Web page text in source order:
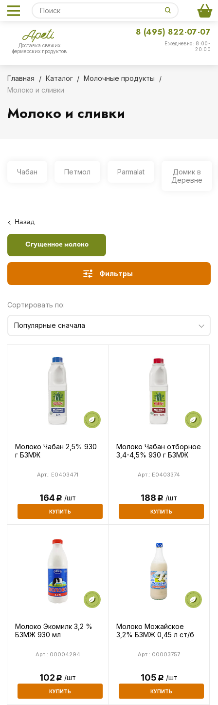
Доставка свежих
фермерских продуктов
Ежедневно: 8:00-
20:00
8 (495) 822-07-07
Главная Каталог
Молочные продукты
Молоко и сливки
Молоко и сливки
Чабан Петмол Parmalat
Домик в
Деревне
Назад
Сгущенное молоко
Фильтры
Сортировать по:
Популярные сначала
Молоко Чабан 2,5% 930
г БЗМЖ
Арт.: E0403471
164Р /шт
КУПИТЬ
Молоко Чабан отборное
3,4-4,5% 930 г БЗМЖ
Арт.: E0403374
188Р /шт
КУПИТЬ
Молоко Экомилк 3,2 %
БЗМЖ 930 мл
Арт.: 00004294
102Р /шт
КУПИТЬ
Молоко Можайское
3,2% БЗМЖ 0,45 л ст/б
Арт.: 00003757
105Р /шт
КУПИТЬ